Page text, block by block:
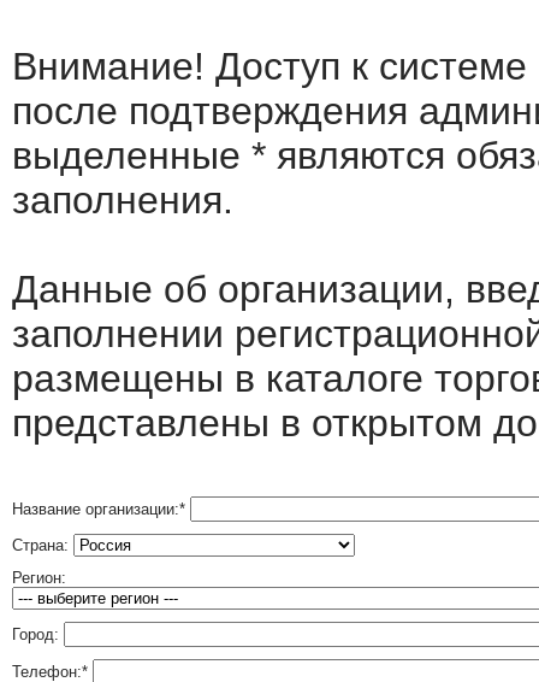
Внимание! Доступ к
после подтверждения
выделенные * являются
заполнения.
Данные об организации,
заполнении
размещены в каталоге
представлены в открытом
Название организации:*
Страна:
Регион:
Город:
Телефон:*